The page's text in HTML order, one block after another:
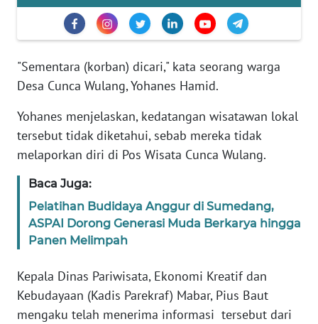
"Sementara (korban) dicari," kata seorang warga
Desa Cunca Wulang, Yohanes Hamid.
Yohanes menjelaskan, kedatangan wisatawan lokal
tersebut tidak diketahui, sebab mereka tidak
melaporkan diri di Pos Wisata Cunca Wulang.
Baca Juga:
Pelatihan Budidaya Anggur di Sumedang,
ASPAI Dorong Generasi Muda Berkarya hingga
Panen Melimpah
Kepala Dinas Pariwisata, Ekonomi Kreatif dan
Kebudayaan (Kadis Parekraf) Mabar, Pius Baut
mengaku telah menerima informasi tersebut dari
IKLAN
KAMI
MEDIA
KARIR
DISCLAIMER
Wahana
News